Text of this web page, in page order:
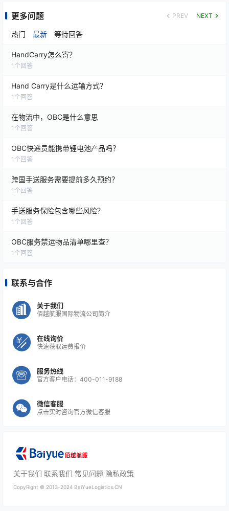
更多问题 PREV NEXT
热门 最新 等待回答
HandCarry怎么寄？
1 个回答
Hand Carry是什么运输方式？
1 个回答
在物流中，OBC是什么意思
1 个回答
OBC快递员能携带锂电池产品吗？
1 个回答
跨国手送服务需要提前多久预约？
1 个回答
手送服务保险包含哪些风险？
1 个回答
OBC服务禁运物品清单哪里查？
1 个回答
联系与合作
关于我们
佰越航服国际物流公司简介
在线询价
快速获取运费报价
服务热线
官方客户电话：400-011-9188
微信客服
点击实时咨询官方微信客服
关于我们 联系我们 常见问题 隐私政策
CopyRight © 2013-2024 BaiYueLogistics.CN